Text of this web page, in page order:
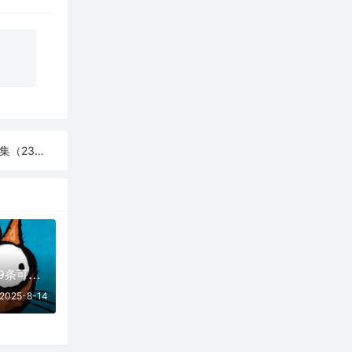
条）
08月14日更新：39条可用免费节点 | 2025年SSR/V2ray/Clash订阅链接
2025-8-14